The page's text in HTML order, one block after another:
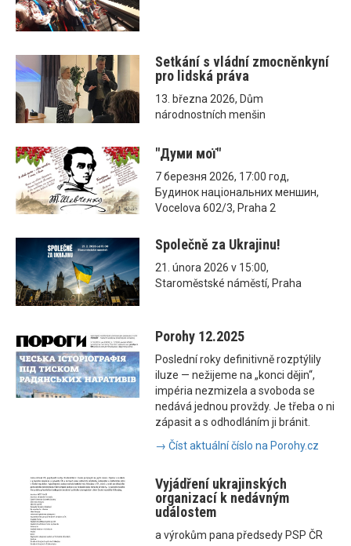
Setkání s vládní zmocněnkyní
pro lidská práva
13. března 2026, Dům
národnostních menšin
"Думи мої"
7 березня 2026, 17:00 год,
Будинок національних меншин,
Vocelova 602/3, Praha 2
Společně za Ukrajinu!
21. února 2026 v 15:00,
Staroměstské náměstí, Praha
Porohy 12.2025
Poslední roky definitivně rozptýlily
iluze — nežijeme na „konci dějin“,
impéria nezmizela a svoboda se
nedává jednou provždy. Je třeba o ni
zápasit a s odhodláním ji bránit.
→ Číst aktuální číslo na Porohy.cz
Vyjádření ukrajinských
organizací k nedávným
událostem
a výrokům pana předsedy PSP ČR